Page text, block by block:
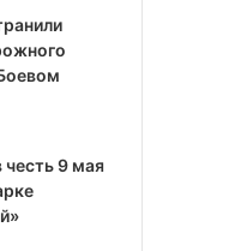
честь 9 мая